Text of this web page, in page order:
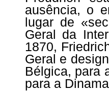
ausência, o
lugar de
Geral da
1870,
Geral e
Bélgica, para
para a